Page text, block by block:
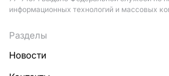
информационных технологий и массовых
Разделы
Новости